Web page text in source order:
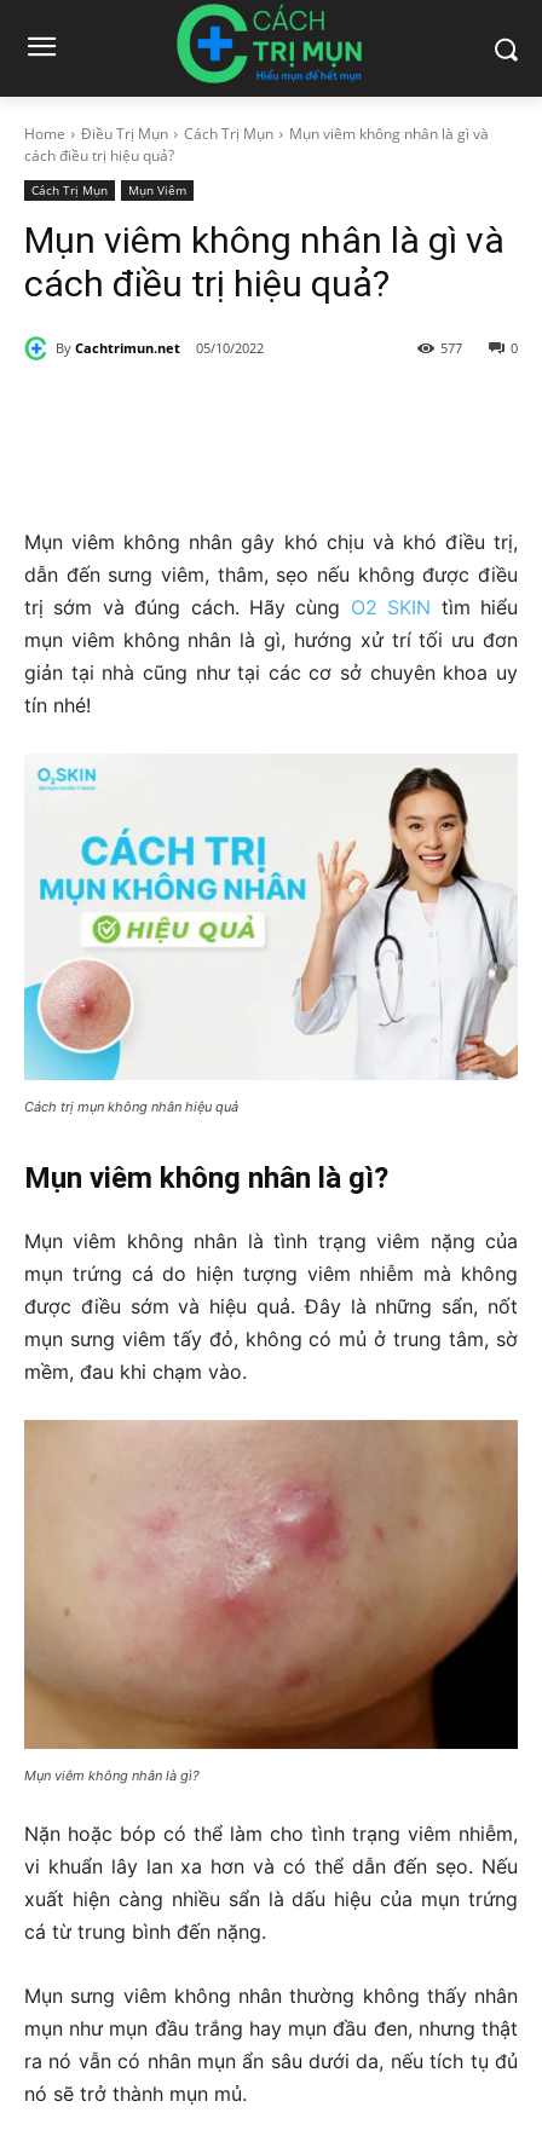
Home Điều Trị Mụn Cách Trị Mụn
Mụn viêm không nhân là gì và
cách điều trị hiệu quả?
Cách Trị Mụn Mụn Viêm
Mụn viêm không nhân là gì và
cách điều trị hiệu quả?
By Cachtrimun.net 05/10/2022 0
577
Mụn viêm không nhân gây khó chịu và khó điều trị,
dẫn đến sưng viêm, thâm, sẹo nếu không được điều
trị sớm và đúng cách. Hãy cùng O2 SKIN tìm hiểu
mụn viêm không nhân là gì, hướng xử trí tối ưu đơn
giản tại nhà cũng như tại các cơ sở chuyên khoa uy
tín nhé!
Cách trị mụn không nhân hiệu quả
Mụn viêm không nhân là gì?
Mụn viêm không nhân là tình trạng viêm nặng của
mụn trứng cá do hiện tượng viêm nhiễm mà không
được điều sớm và hiệu quả. Đây là những sẩn, nốt
mụn sưng viêm tấy đỏ, không có mủ ở trung tâm, sờ
mềm, đau khi chạm vào.
Mụn viêm không nhân là gì?
Nặn hoặc bóp có thể làm cho tình trạng viêm nhiễm,
vi khuẩn lây lan xa hơn và có thể dẫn đến sẹo. Nếu
xuất hiện càng nhiều sẩn là dấu hiệu của mụn trứng
cá từ trung bình đến nặng.
Mụn sưng viêm không nhân thường không thấy nhân
mụn như mụn đầu trắng hay mụn đầu đen, nhưng thật
ra nó vẫn có nhân mụn ẩn sâu dưới da, nếu tích tụ đủ
nó sẽ trở thành mụn mủ.